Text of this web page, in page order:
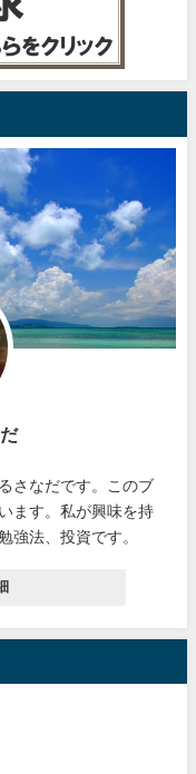
さなだです。このブ
ます。私が興味を持
強法、投資です。